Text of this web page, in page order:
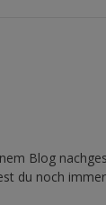
Blog
du noch